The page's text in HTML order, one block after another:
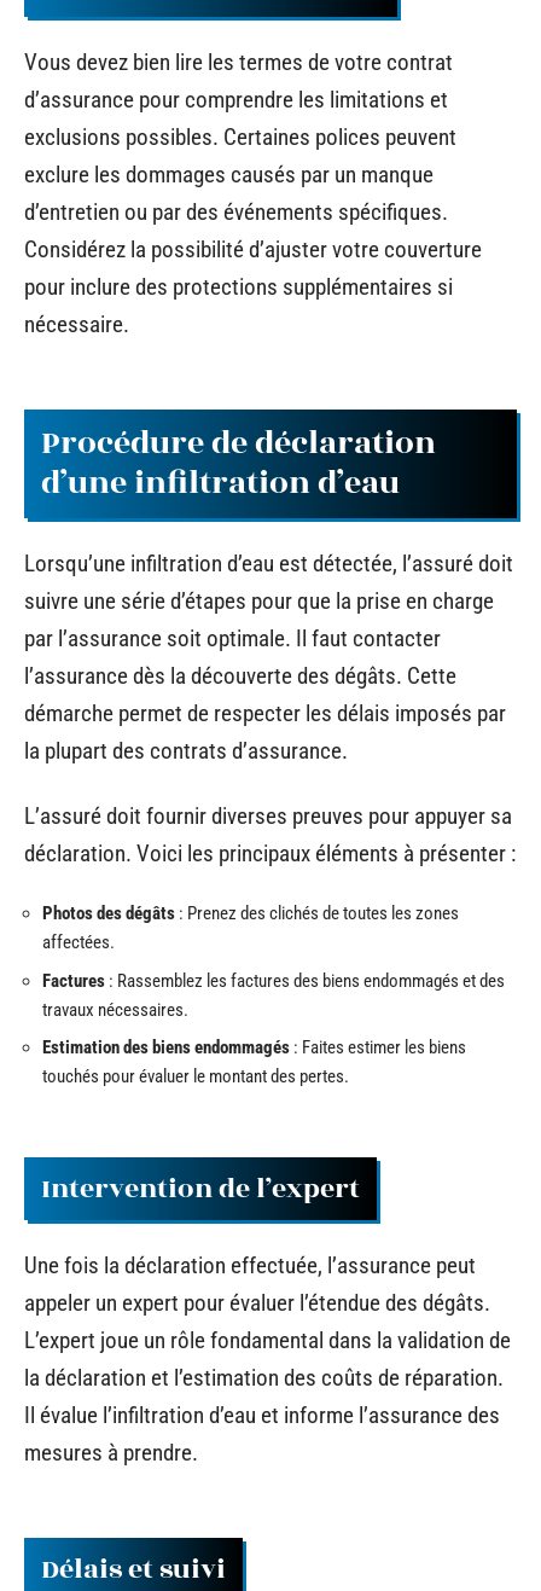
Vous devez bien lire les termes de votre contrat
d’assurance pour comprendre les limitations et
exclusions possibles. Certaines polices peuvent
exclure les dommages causés par un manque
d’entretien ou par des événements spécifiques.
Considérez la possibilité d’ajuster votre couverture
pour inclure des protections supplémentaires si
nécessaire.
Procédure de déclaration
d’une infiltration d’eau
Lorsqu’une infiltration d’eau est détectée, l’assuré doit
suivre une série d’étapes pour que la prise en charge
par l’assurance soit optimale. Il faut contacter
l’assurance dès la découverte des dégâts. Cette
démarche permet de respecter les délais imposés par
la plupart des contrats d’assurance.
L’assuré doit fournir diverses preuves pour appuyer sa
déclaration. Voici les principaux éléments à présenter :
Photos des dégâts : Prenez des clichés de toutes les zones
affectées.
Factures : Rassemblez les factures des biens endommagés et des
travaux nécessaires.
Estimation des biens endommagés : Faites estimer les biens
touchés pour évaluer le montant des pertes.
Intervention de l’expert
Une fois la déclaration effectuée, l’assurance peut
appeler un expert pour évaluer l’étendue des dégâts.
L’expert joue un rôle fondamental dans la validation de
la déclaration et l’estimation des coûts de réparation.
Il évalue l’infiltration d’eau et informe l’assurance des
mesures à prendre.
Délais et suivi